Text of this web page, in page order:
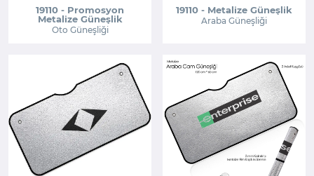
19110 - Promosyon
Metalize Güneşlik
Oto Güneşliği
19110 - Metalize Güneşlik
Araba Güneşliği